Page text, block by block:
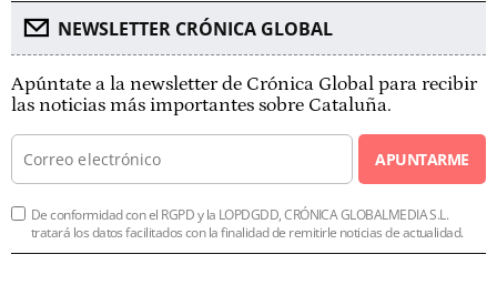
NEWSLETTER CRÓNICA GLOBAL
Apúntate a la newsletter de Crónica Global para recibir
las noticias más importantes sobre Cataluña.
APUNTARME
De conformidad con el RGPD y la LOPDGDD, CRÓNICA GLOBALMEDIA S.L.
tratará los datos facilitados con la finalidad de remitirle noticias de actualidad.